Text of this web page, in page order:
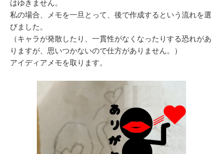
はゆきません。
私の場合、メモを一旦とって、後で作成するという流れを選
びました。
（キャラが発散したり、一貫性がなくなったりする恐れがあ
りますが、思いつかないので仕方がありません。）
アイディアメモを取ります。